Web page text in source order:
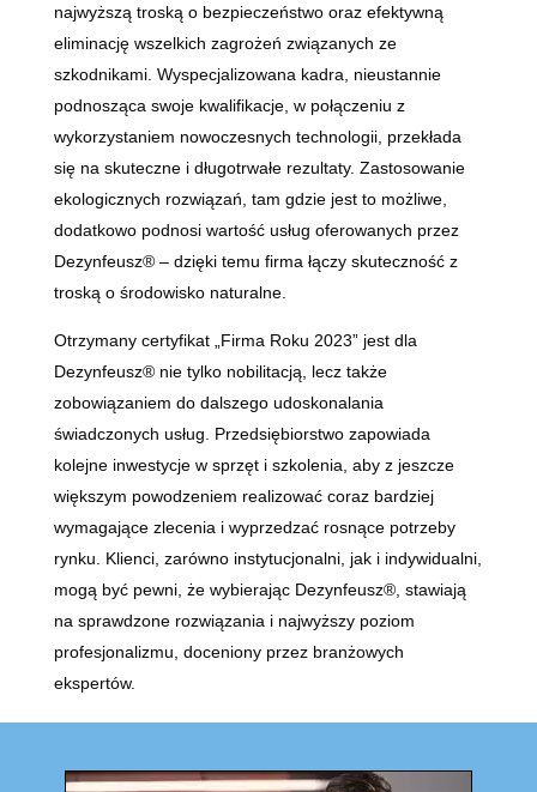
najwyższą troską o bezpieczeństwo oraz efektywną
eliminację wszelkich zagrożeń związanych ze
szkodnikami. Wyspecjalizowana kadra, nieustannie
podnosząca swoje kwalifikacje, w połączeniu z
wykorzystaniem nowoczesnych technologii, przekłada
się na skuteczne i długotrwałe rezultaty. Zastosowanie
ekologicznych rozwiązań, tam gdzie jest to możliwe,
dodatkowo podnosi wartość usług oferowanych przez
Dezynfeusz® – dzięki temu firma łączy skuteczność z
troską o środowisko naturalne.
Otrzymany certyfikat „Firma Roku 2023” jest dla
Dezynfeusz® nie tylko nobilitacją, lecz także
zobowiązaniem do dalszego udoskonalania
świadczonych usług. Przedsiębiorstwo zapowiada
kolejne inwestycje w sprzęt i szkolenia, aby z jeszcze
większym powodzeniem realizować coraz bardziej
wymagające zlecenia i wyprzedzać rosnące potrzeby
rynku. Klienci, zarówno instytucjonalni, jak i indywidualni,
mogą być pewni, że wybierając Dezynfeusz®, stawiają
na sprawdzone rozwiązania i najwyższy poziom
profesjonalizmu, doceniony przez branżowych
ekspertów.